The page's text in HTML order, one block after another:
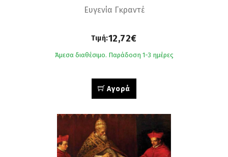
Ευγενία Γκραντέ
Τιμή:12,72€
Άμεσα διαθέσιμο. Παράδοση 1-3 ημέρες
Αγορά